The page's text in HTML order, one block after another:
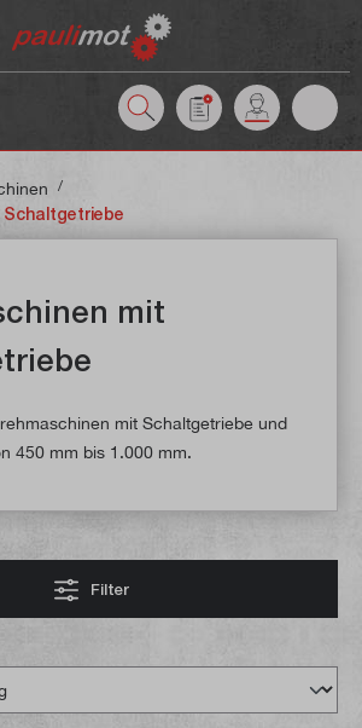
/
Schaltgetriebe
mit
mit Schaltgetriebe und
450 mm bis 1.000 mm.
Filter